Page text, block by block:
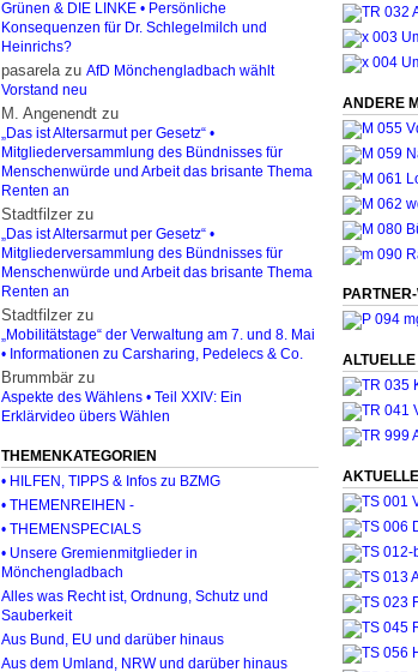
Grünen & DIE LINKE • Persönliche
Konsequenzen für Dr. Schlegelmilch und
Heinrichs?
pasarelazu AfD Mönchengladbach wählt
Vorstand neu
M. Angenendt zu
„Das ist Altersarmut per Gesetz“ •
Mitgliederversammlung des Bündnisses für
Menschenwürde und Arbeit das brisante Thema
Renten an
Stadtfilzer zu
„Das ist Altersarmut per Gesetz“ •
Mitgliederversammlung des Bündnisses für
Menschenwürde und Arbeit das brisante Thema
Renten an
Stadtfilzer zu
„Mobilitätstage“ der Verwaltung am 7. und 8. Mai
• Informationen zu Carsharing, Pedelecs & Co.
Brummbär zu
Aspekte des Wählens • Teil XXIV: Ein
Erklärvideo übers Wählen
THEMENKATEGORIEN
• HILFEN, TIPPS & Infos zu BZMG
• THEMENREIHEN -
• THEMENSPECIALS
• Unsere Gremienmitglieder in
Mönchengladbach
Alles was Recht ist, Ordnung, Schutz und
Sauberkeit
Aus Bund, EU und darüber hinaus
Aus dem Umland, NRW und darüber hinaus
ANDERE